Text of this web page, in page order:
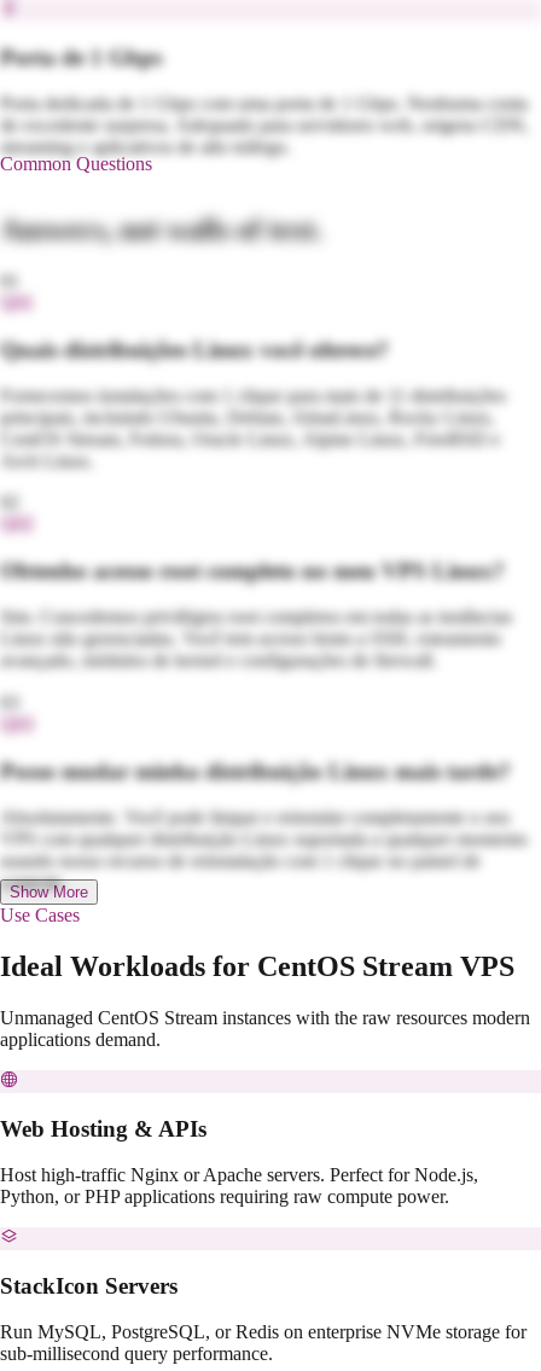
Porta de 1 Gbps
Porta dedicada de 1 Gbps com uma porta de 1 Gbps. Nenhuma conta
de excedente surpresa. Adequado para servidores web, origens CDN,
streaming e aplicativos de alto tráfego.
Common Questions
Answers, not walls of text.
Q01
Quais distribuições Linux você oferece?
Fornecemos instalações com 1 clique para mais de 11 distribuições
principais, incluindo Ubuntu, Debian, AlmaLinux, Rocky Linux,
CentOS Stream, Fedora, Oracle Linux, Alpine Linux, FreeBSD e
Arch Linux.
02
Obtenho acesso root completo no meu VPS Linux?
Sim. Concedemos privilégios root completos em todas as instâncias
Linux não gerenciadas. Você tem acesso bruto a SSH, roteamento
avançado, módulos de kernel e configurações de firewall.
Q03
Posso mudar minha distribuição Linux mais tarde?
Absolutamente. Você pode limpar e reinstalar completamente o seu
VPS com qualquer distribuição Linux suportada a qualquer momento
usando nosso recurso de reinstalação com 1 clique no painel de
controle.
Show More
Use Cases
Ideal Workloads for CentOS Stream VPS
Unmanaged CentOS Stream instances with the raw resources modern
applications demand.
Web Hosting & APIs
Host high-traffic Nginx or Apache servers. Perfect for Node.js,
Python, or PHP applications requiring raw compute power.
StackIcon Servers
Run MySQL, PostgreSQL, or Redis on enterprise NVMe storage for
sub-millisecond query performance.